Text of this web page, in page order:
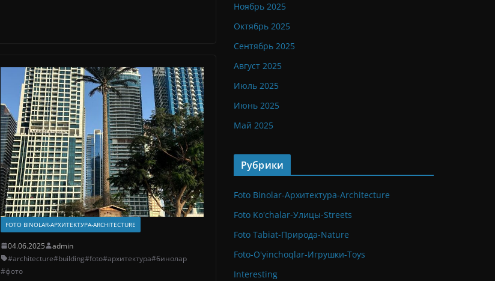
FOTO BINOLAR-АРХИТЕКТУРА-ARCHITECTURE
04.06.2025
admin
#architecture#building#foto#архитектура#бинолар
#фото
Ноябрь 2025
Октябрь 2025
Сентябрь 2025
Август 2025
Июль 2025
Июнь 2025
Май 2025
Рубрики
Foto Binolar-Архитектура-Architecture
Foto Ko'chalar-Улицы-Streets
Foto Tabiat-Природа-Nature
Foto-O'yinchoqlar-Игрушки-Toys
Interesting